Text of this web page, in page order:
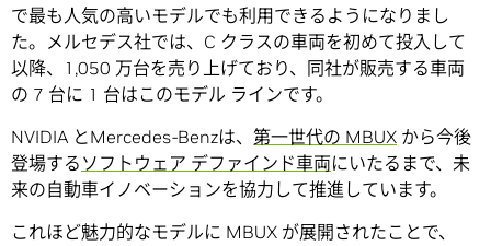
で最も人気の高いモデルでも利用できるようになりまし
た。メルセデス社では、C クラスの車両を初めて投入して
以降、1,050 万台を売り上げており、同社が販売する車両
の 7 台に 1 台はこのモデル ラインです。
NVIDIA とMercedes-Benzは、 第一世代の MBUX から今後
登場する ソフトウェア デファインド車両にいたるまで、未
来の自動車イノベーションを協力して推進しています。
これほど魅力的なモデルに MBUX が展開されたことで、